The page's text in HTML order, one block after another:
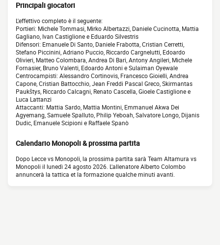
Principali giocatori
L'effettivo completo è il seguente:
Portieri: Michele Tommasi, Mirko Albertazzi, Daniele Cucinotta, Mattia
Gagliano, Ivan Castiglione e Eduardo Silvestris
Difensori: Emanuele Di Santo, Daniele Frabotta, Cristian Cerretti,
Stefano Piccinini, Adriano Puccio, Riccardo Cargnelutti, Edoardo
Olivieri, Matteo Colombara, Andrea Di Bari, Antony Angileri, Michele
Fornasier, Bruno Valenti, Edoardo Antoni e Sulaiman Oyewale
Centrocampisti: Alessandro Cortinovis, Francesco Gioielli, Andrea
Capone, Cristian Battocchio, Jean Freddi Pascal Greco, Skirmantas
Paukštys, Riccardo Calcagni, Renato Cascella, Gioele Castiglione e
Luca Lattanzi
Attaccanti: Mattia Sardo, Mattia Montini, Emmanuel Akwa Dei
Agyemang, Samuele Spalluto, Philip Yeboah, Salvatore Longo, Dijanis
Dudic, Emanuele Scipioni e Raffaele Spanò
Calendario Monopoli & prossima partita
Dopo Lecce vs Monopoli, la prossima partita sarà Team Altamura vs
Monopoli il lunedì 24 agosto 2026. L'allenatore Alberto Colombo
annuncerà la tattica et la formazione qualche minuti avanti.